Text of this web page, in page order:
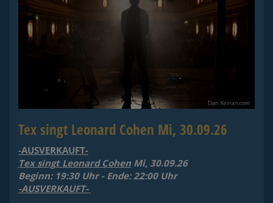
Tex singt Leonard Cohen Mi, 30.09.26
-AUSVERKAUFT-
Tex singt Leonard Cohen Mi, 30.09.26
Beginn: 19:30 Uhr - Ende: 22:00 Uhr
-AUSVERKAUFT-